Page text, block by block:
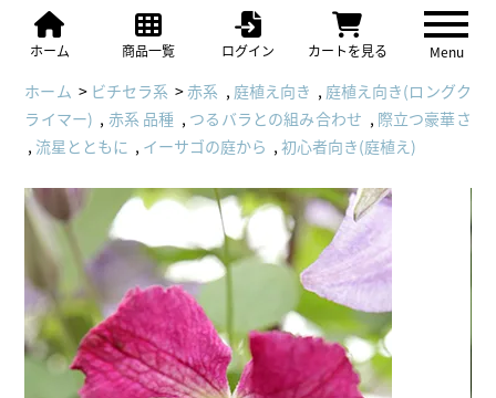
ホーム 商品一覧 ログイン カートを見る Menu
ホーム > ビチセラ系 > 赤系 , 庭植え向き , 庭植え向き(ロングク
ライマー) , 赤系 品種 , つるバラとの組み合わせ , 際立つ豪華さ
, 流星とともに , イーサゴの庭から ,初心者向き(庭植え)